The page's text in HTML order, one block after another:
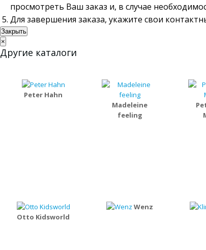
просмотреть Ваш заказ и, в случае
Для завершения заказа, укажите свои
Закрыть
×
Другие каталоги
Peter Hahn
Madeleine
feeling
Otto Kidsworld
Wenz